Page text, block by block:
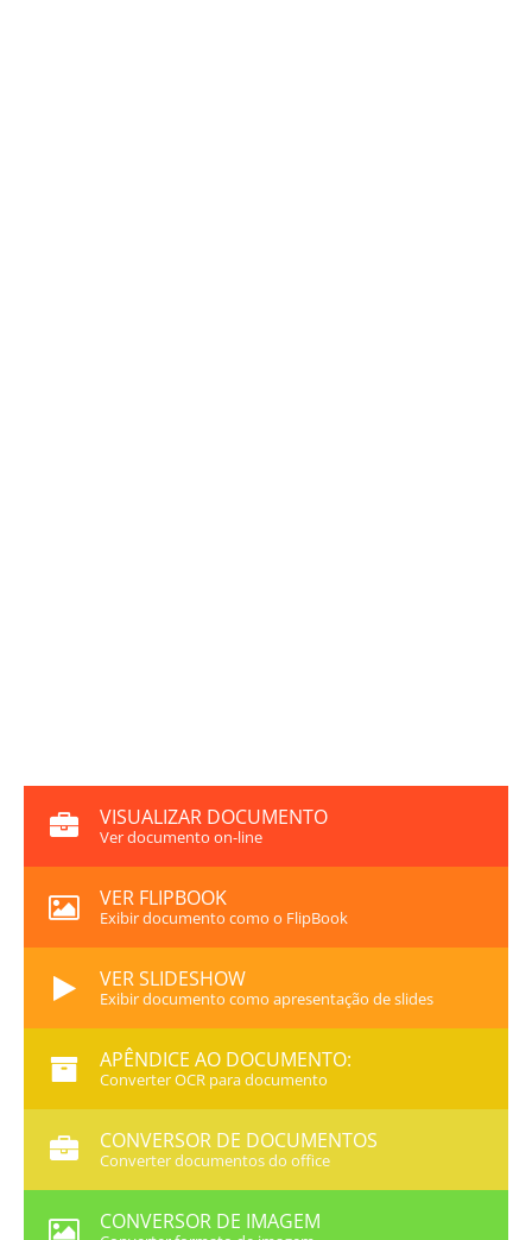
VISUALIZAR DOCUMENTO
Ver documento on-line
VER FLIPBOOK
Exibir documento como o FlipBook
VER SLIDESHOW
Exibir documento como apresentação de slides
APÊNDICE AO DOCUMENTO:
Converter OCR para documento
CONVERSOR DE DOCUMENTOS
Converter documentos do office
CONVERSOR DE IMAGEM